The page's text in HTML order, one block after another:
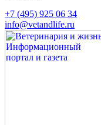
+7 (495) 925 06 34
info@vetandlife.ru